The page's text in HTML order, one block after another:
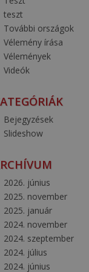
teszt
További országok
Vélemény írása
Vélemények
Videók
Bejegyzések
Slideshow
2026. június
2025. november
2025. január
2024. november
2024. szeptember
2024. július
2024. június